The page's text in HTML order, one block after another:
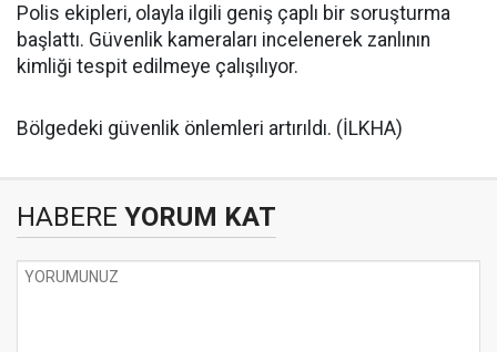
Polis ekipleri, olayla ilgili geniş çaplı bir soruşturma
başlattı. Güvenlik kameraları incelenerek zanlının
kimliği tespit edilmeye çalışılıyor.
Bölgedeki güvenlik önlemleri artırıldı. (İLKHA)
HABERE YORUM KAT